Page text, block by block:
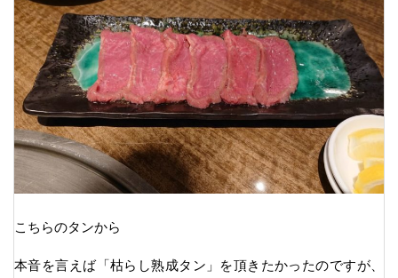
こちらのタンから
本音を言えば「枯らし熟成タン」を頂きたかったのですが、